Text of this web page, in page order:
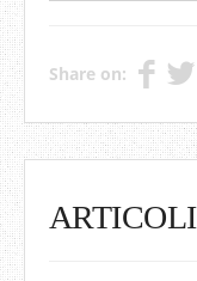
Share on: